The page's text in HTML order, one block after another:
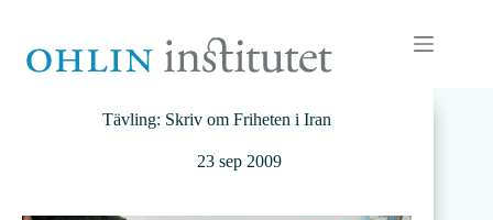
innehåll
Tävling: Skriv om Friheten i Iran
23 sep 2009